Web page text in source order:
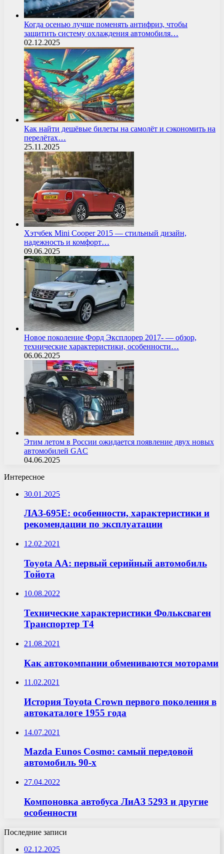
Когда осенью лучше поменять антифриз, чтобы
защитить систему охлаждения автомобиля…
02.12.2025
Как найти дешёвые билеты на самолёт и сэкономить на
перелётах…
25.11.2025
Хэтчбек Mini Cooper 2015 — стильный дизайн,
надежность и комфорт…
09.06.2025
Новое поколение Форд Эксплорер 2017- — обзор,
технические характеристики, особенности…
06.06.2025
Этим летом в России ожидается появление двух новых
автомобилей GAC
04.06.2025
Интересное
30.01.2025
ЛАЗ-695E: особенности, характеристики и
рекомендации по эксплуатации
12.02.2021
Toyota AA: первый серийный автомобиль
Тойота
10.08.2022
Технические характеристики Фольксваген
Транспортер Т4
21.08.2021
Как автокомпании обмениваются моторами
11.02.2021
История Toyota Crown первого поколения в
автокаталоге 1955 года
14.07.2021
Mazda Eunos Cosmo: самый передовой
автомобиль 90-х
27.04.2022
Компоновка автобуса ЛиАЗ 5293 и другие
особенности
Последние записи
02.12.2025